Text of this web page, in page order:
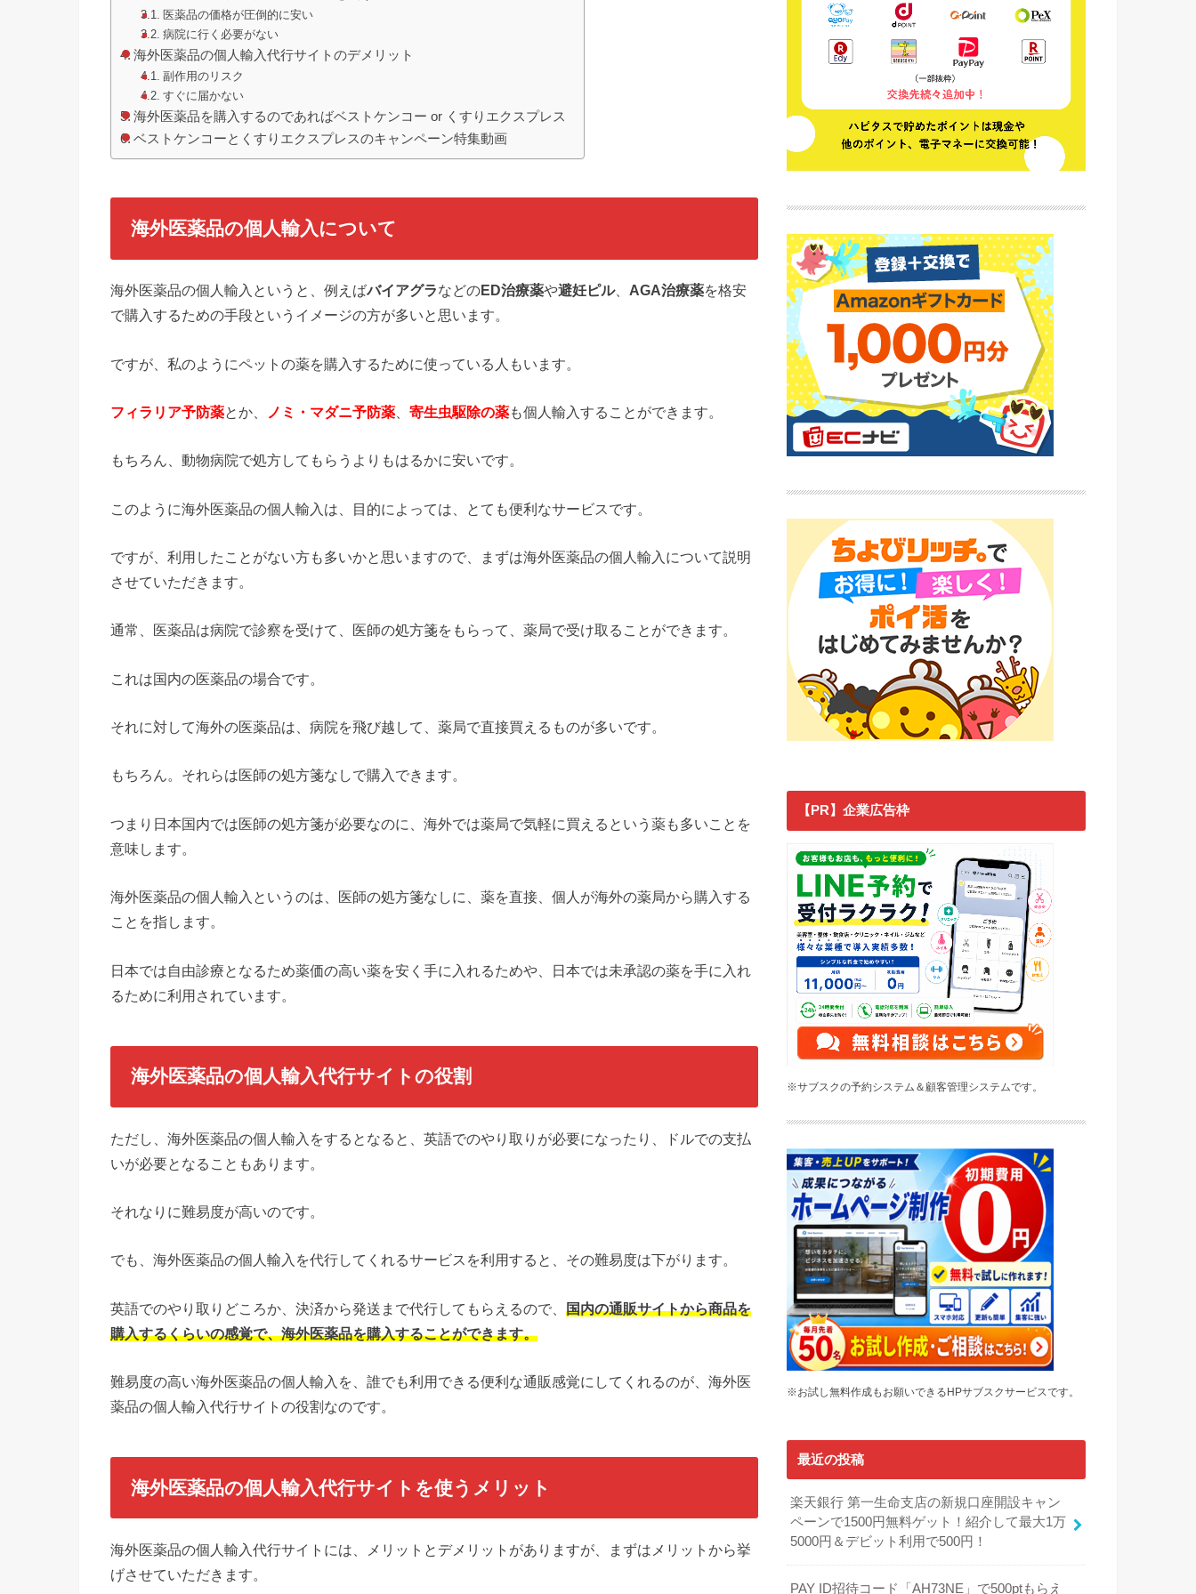
医薬品の価格が圧倒的に安い
病院に行く必要がない
海外医薬品の個人輸入代行サイトのデメリット
副作用のリスク
すぐに届かない
海外医薬品を購入するのであればベストケンコー or くすりエクスプレス
ベストケンコーとくすりエクスプレスのキャンペーン特集動画
海外医薬品の個人輸入について
海外医薬品の個人輸入というと、例えばバイアグラなどのED治療薬や避妊ピル、 AGA治療薬を格安
で購入するための手段というイメージの方が多いと思います。
ですが、私のようにペットの薬を購入するために使っている人もいます。
フィラリア予防薬とか、 ノミ・マダニ予防薬 寄生虫駆除の薬も個人輸入することができます。
もちろん、動物病院で処方してもらうよりもはるかに安いです。
このように海外医薬品の個人輸入は、目的によっては、とても便利なサービスです。
ですが、利用したことがない方も多いかと思いますので、まずは海外医薬品の個人輸入について説明
させていただきます。
通常、医薬品は病院で診察を受けて、医師の処方箋をもらって、薬局で受け取ることができます。
これは国内の医薬品の場合です。
それに対して海外の医薬品は、病院を飛び越して、薬局で直接買えるものが多いです。
もちろん。それらは医師の処方箋なしで購入できます。
つまり日本国内では医師の処方箋が必要なのに、海外では薬局で気軽に買えるという薬も多いことを
意味します。
海外医薬品の個人輸入というのは、医師の処方箋なしに、薬を直接、個人が海外の薬局から購入する
ことを指します。
日本では自由診療となるため薬価の高い薬を安く手に入れるためや、日本では未承認の薬を手に入れ
るために利用されています。
海外医薬品の個人輸入代行サイトの役割
ただし、海外医薬品の個人輸入をするとなると、英語でのやり取りが必要になったり、ドルでの支払
いが必要となることもあります。
それなりに難易度が高いのです。
でも、海外医薬品の個人輸入を代行してくれるサービスを利用すると、その難易度は下がります。
英語でのやり取りどころか、決済から発送まで代行してもらえるので、 国内の通販サイトから商品を
購入するくらいの感覚で、海外医薬品を購入することができます。
難易度の高い海外医薬品の個人輸入を、誰でも利用できる便利な通販感覚にしてくれるのが、海外医
薬品の個人輸入代行サイトの役割なのです。
海外医薬品の個人輸入代行サイトを使うメリット
海外医薬品の個人輸入代行サイトには、メリットとデメリットがありますが、まずはメリットから挙
げさせていただきます。
【PR】企業広告枠
※サブスクの予約システム＆顧客管理システムです。
※お試し無料作成もお願いできるHPサブスクサービスです。
最近の投稿
楽天銀行 第一生命支店の新規口座開設キャン
ペーンで1500円無料ゲット！紹介して最大1万
5000円＆デビット利用で500円！
PAY ID招待コード「AH73NE」で500ptもらえ